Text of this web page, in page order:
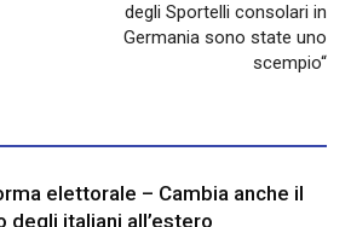
degli Sportelli consolari in
Germania sono state uno
scempio“
elettorale – Cambia anche il
degli italiani all’estero